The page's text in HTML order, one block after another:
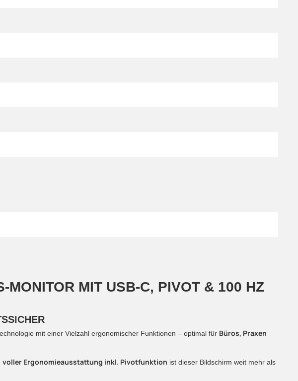
MIT USB-C, PIVOT & 100 HZ F
mit einer Vielzahl ergonomischer Funktionen – optimal für Büros, Praxen
voller Ergonomieausstattung inkl. Pivotfunktion ist dieser Bildschirm weit mehr als